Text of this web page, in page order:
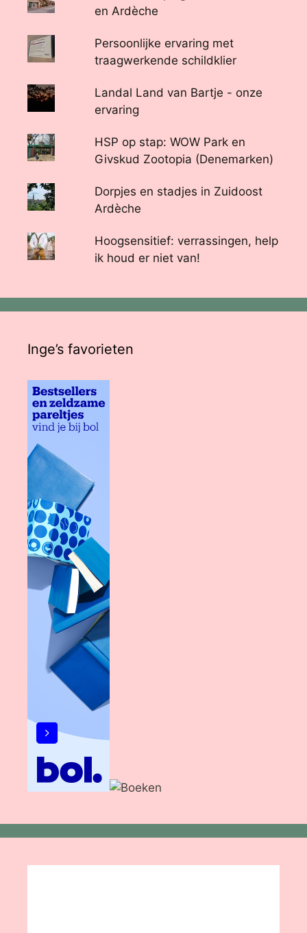
en Ardèche
Persoonlijke ervaring met
traagwerkende schildklier
Landal Land van Bartje - onze
ervaring
HSP op stap: WOW Park en
Givskud Zootopia (Denemarken)
Dorpjes en stadjes in Zuidoost
Ardèche
Hoogsensitief: verrassingen, help
ik houd er niet van!
Inge’s favorieten